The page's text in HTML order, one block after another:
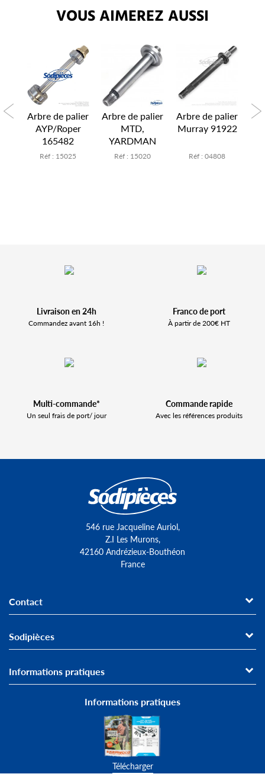
VOUS AIMEREZ AUSSI
Arbre de palier
AYP/Roper
165482
Réf : 15025
Arbre de palier
MTD,
YARDMAN
Réf : 15020
Arbre de palier
Murray 91922
Réf : 04808
Livraison en 24h
Commandez avant 16h !
Franco de port
À partir de 200€ HT
Multi-commande*
Un seul frais de port/ jour
Commande rapide
Avec les références produits
546 rue Jacqueline Auriol,
Z.I Les Murons,
42160 Andrézieux-Bouthéon
France
Contact
Sodipièces
Informations pratiques
Informations pratiques
Télécharger